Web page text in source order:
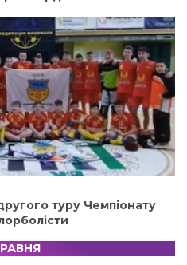
туру Чемпіонату